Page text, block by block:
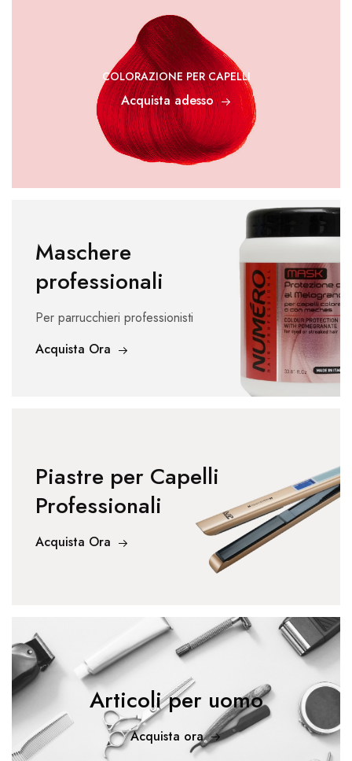
COLORAZIONE PER CAPELLI
Acquista adesso
Maschere
professionali
Per parrucchieri professionisti
Acquista Ora
Piastre per Capelli
Professionali
Acquista Ora
Articoli per uomo
Acquista ora